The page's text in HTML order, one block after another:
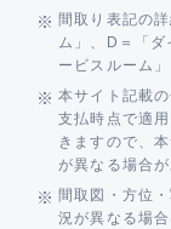
間取り表記の
ム」、D＝「
ービスルーム
本サイト記載
支払時点で適
きますので、
が異なる場合
間取図・方位
況が異なる場